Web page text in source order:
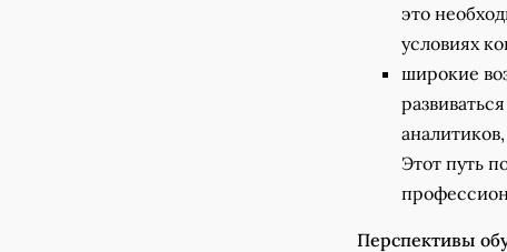
это
условиях
широкие
Этот путь
Перспективы